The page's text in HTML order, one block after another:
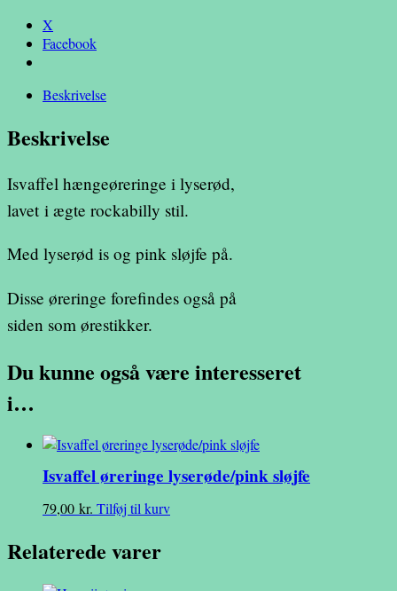
X
Facebook
Beskrivelse
Beskrivelse
Isvaffel hængeøreringe i lyserød,
lavet i ægte rockabilly stil.
Med lyserød is og pink sløjfe på.
Disse øreringe forefindes også på
siden som ørestikker.
Du kunne også være interesseret
i…
Isvaffel øreringe lyserøde/pink sløjfe
79,00 kr. Tilføj til kurv
Relaterede varer